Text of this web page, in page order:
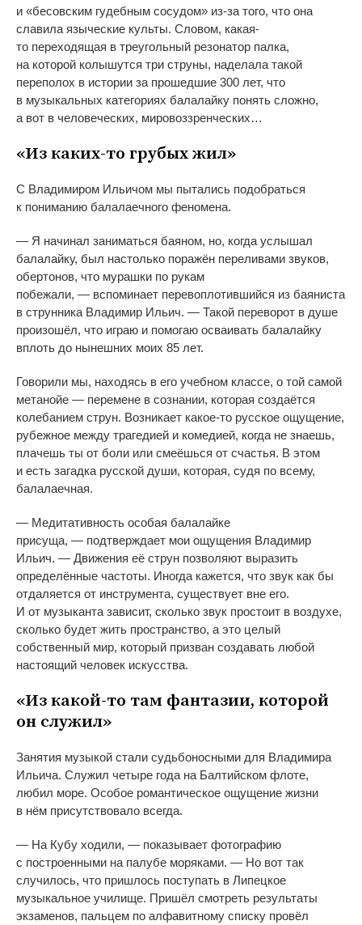
и «бесовским гудебным сосудом» из-за того, что она
славила языческие культы. Словом, какая-
то переходящая в треугольный резонатор палка,
на которой колышутся три струны, наделала такой
переполох в истории за прошедшие 300 лет, что
в музыкальных категориях балалайку понять сложно,
а вот в человеческих, мировоззренческих…
«Изкаких-то грубых жил»
С Владимиром Ильичом мы пытались подобраться
к пониманию балалаечного феномена.
— Я начинал заниматься баяном, но, когда услышал
балалайку, был настолько поражён переливами звуков,
обертонов, что мурашки по рукам
побежали, — вспоминает перевоплотившийся из баяниста
в струнника Владимир Ильич. — Такой переворот в душе
произошёл, что играю и помогаю осваивать балалайку
вплоть до нынешних моих 85 лет.
Говорили мы, находясь в его учебном классе, о той самой
метанойе — перемене в сознании, которая создаётся
колебанием струн. Возникает какое-то русское ощущение,
рубежное между трагедией и комедией, когда не знаешь,
плачешь ты от боли или смеёшься от счастья. В этом
и есть загадка русской души, которая, судя по всему,
балалаечная.
— Медитативность особая балалайке
присуща, — подтверждает мои ощущения Владимир
Ильич. — Движения её струн позволяют выразить
определённые частоты. Иногда кажется, что звук как бы
отдаляется от инструмента, существует вне его.
И от музыканта зависит, сколько звук простоит в воздухе,
сколько будет жить пространство, а это целый
собственный мир, который призван создавать любой
настоящий человек искусства.
«Изкакой-то там фантазии, которой
он служил»
Занятия музыкой стали судьбоносными для Владимира
Ильича. Служил четыре года на Балтийском флоте,
любил море. Особое романтическое ощущение жизни
в нём присутствовало всегда.
— На Кубу ходили, — показывает фотографию
с построенными на палубе моряками. — Но вот так
случилось, что пришлось поступать в Липецкое
музыкальное училище. Пришёл смотреть результаты
экзаменов, пальцем по алфавитному списку провёл